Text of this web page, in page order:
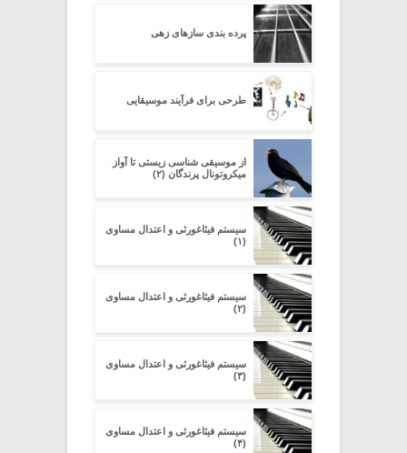
پرده بندی سازهای زهی
طرحی برای فرآیند موسیقایی
از موسیقی شناسی زیستی تا آواز
میکروتونال پرندگان (۲)
سیستم فیثاغورثی و اعتدال مساوی
(۱)
سیستم فیثاغورثی و اعتدال مساوی
(۲)
سیستم فیثاغورثی و اعتدال مساوی
(۳)
سیستم فیثاغورثی و اعتدال مساوی
(۴)